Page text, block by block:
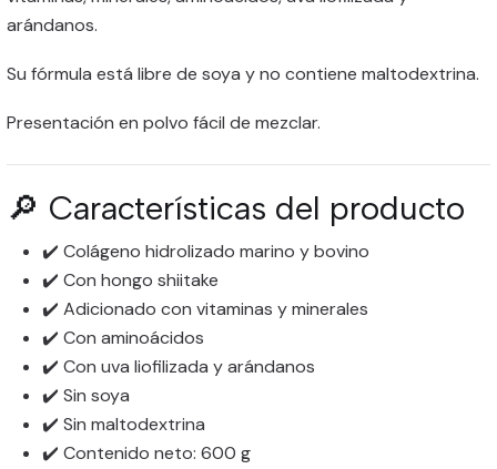
arándanos.
Su fórmula está libre de soya y no contiene maltodextrina.
Presentación en polvo fácil de mezclar.
🔎 Características del producto
✔️ Colágeno hidrolizado marino y bovino
✔️ Con hongo shiitake
✔️ Adicionado con vitaminas y minerales
✔️ Con aminoácidos
✔️ Con uva liofilizada y arándanos
✔️ Sin soya
✔️ Sin maltodextrina
✔️ Contenido neto: 600 g